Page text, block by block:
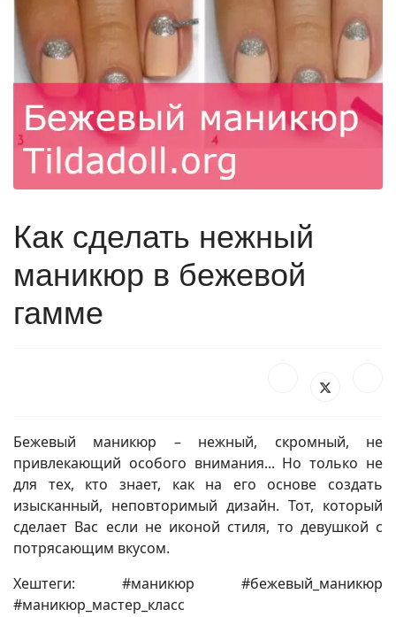
Как сделать нежный
маникюр в бежевой
гамме
Бежевый маникюр – нежный, скромный, не
привлекающий особого внимания... Но только не
для тех, кто знает, как на его основе создать
изысканный, неповторимый дизайн. Тот, который
сделает Вас если не иконой стиля, то девушкой с
потрясающим вкусом.
Хештеги: #маникюр #бежевый_маникюр
#маникюр_мастер_класс